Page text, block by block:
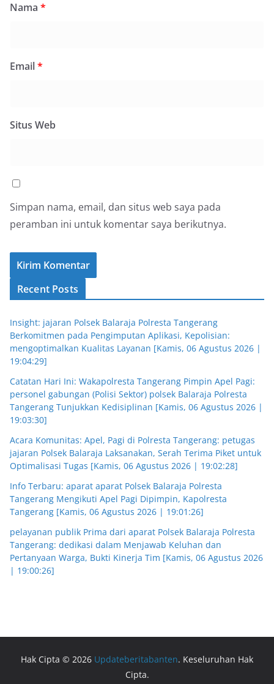
Nama *
Email*
Situs Web
Simpan nama, email, dan situs web saya pada
peramban ini untuk komentar saya berikutnya.
Recent Posts
Insight: jajaran Polsek Balaraja Polresta Tangerang
Berkomitmen pada Pengimputan Aplikasi, Kepolisian:
mengoptimalkan Kualitas Layanan [Kamis, 06 Agustus 2026 |
19:04:29]
Catatan Hari Ini: Wakapolresta Tangerang Pimpin Apel Pagi:
personel gabungan (Polisi Sektor) polsek Balaraja Polresta
Tangerang Tunjukkan Kedisiplinan [Kamis, 06 Agustus 2026 |
19:03:30]
Acara Komunitas: Apel, Pagi di Polresta Tangerang: petugas
jajaran Polsek Balaraja Laksanakan, Serah Terima Piket untuk
Optimalisasi Tugas [Kamis, 06 Agustus 2026 | 19:02:28]
Info Terbaru: aparat aparat Polsek Balaraja Polresta
Tangerang Mengikuti Apel Pagi Dipimpin, Kapolresta
Tangerang [Kamis, 06 Agustus 2026 | 19:01:26]
pelayanan publik Prima dari aparat Polsek Balaraja Polresta
Tangerang: dedikasi dalam Menjawab Keluhan dan
Pertanyaan Warga, Bukti Kinerja Tim [Kamis, 06 Agustus 2026
| 19:00:26]
Hak Cipta © 2026 Updateberitabanten. Keseluruhan Hak
Cipta.